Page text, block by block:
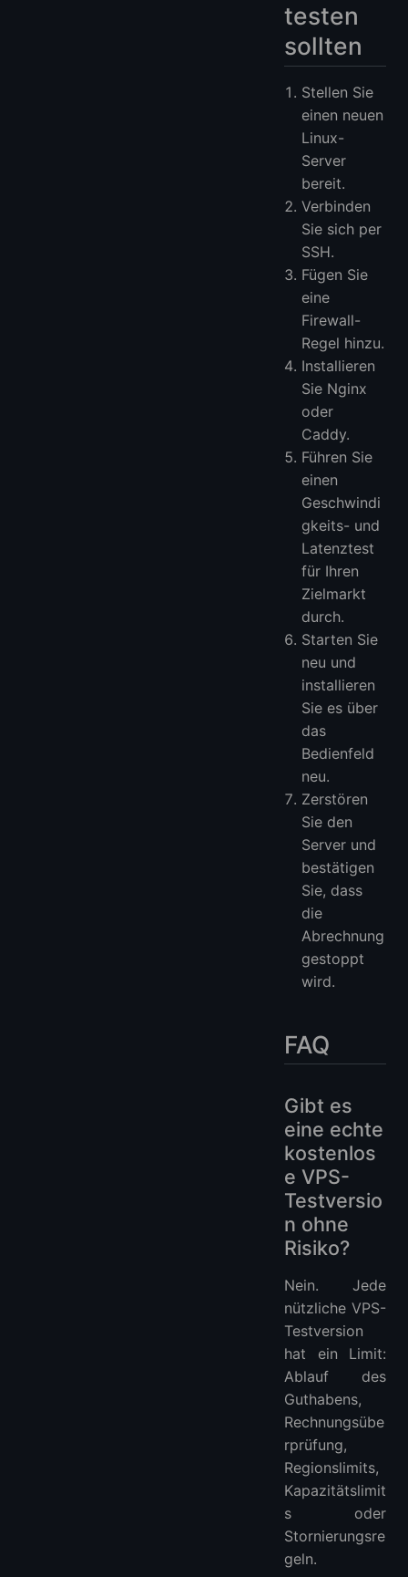
testen
sollten
Stellen Sie
einen neuen
Linux-
Server
bereit.
Verbinden
Sie sich per
SSH.
Fügen Sie
eine
Firewall-
Regel hinzu.
Installieren
Sie Nginx
oder
Caddy.
Führen Sie
einen
Geschwindi
gkeits- und
Latenztest
für Ihren
Zielmarkt
durch.
Starten Sie
neu und
installieren
Sie es über
das
Bedienfeld
neu.
Zerstören
Sie den
Server und
bestätigen
Sie, dass
die
Abrechnung
gestoppt
wird.
FAQ
Gibt es
eine echte
kostenlos
e VPS-
Testversio
n ohne
Risiko?
Nein. Jede
nützliche VPS-
Testversion
hat ein Limit:
Ablauf des
Guthabens,
Rechnungsübe
rprüfung,
Regionslimits,
Kapazitätslimit
s oder
Stornierungsre
geln.